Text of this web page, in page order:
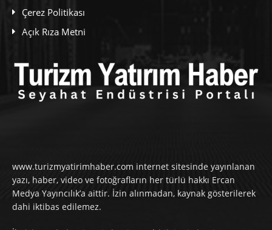
Çerez Politikası
Açık Rıza Metni
www.turizmyatirimhaber.com internet sitesinde yayınlanan
yazı, haber, video ve fotoğrafların her türlü hakkı Ercan
Medya Yayıncılık’a aittir. İzin alınmadan, kaynak gösterilerek
dahi iktibas edilemez.